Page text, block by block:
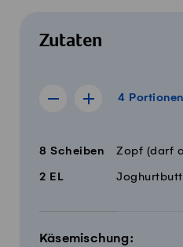
Zutaten
4 Portionen
Rezept für 3
Rezept für 5
4 Portionen
MengeZutaten
8 Scheiben Zopf (darf
2 EL
Käsemischung: